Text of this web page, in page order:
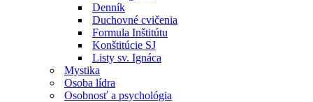
Denník
Duchovné cvičenia
Formula Inštitútu
Konštitúcie SJ
Listy sv. Ignáca
Mystika
Osoba lídra
Osobnosť a psychológia